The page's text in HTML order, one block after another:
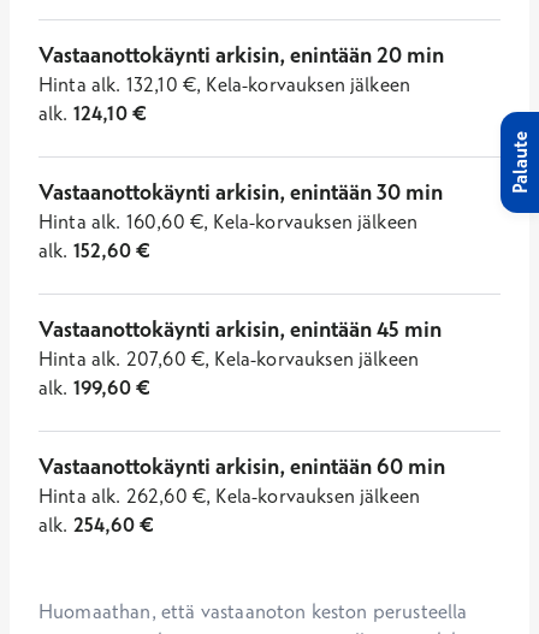
Vastaanottokäynti arkisin, enintään 20 min
Hinta alk. 132,10 €, Kela-korvauksen jälkeen
alk. 124,10€
Vastaanottokäynti arkisin, enintään 30 min
Hinta alk. 160,60 €, Kela-korvauksen jälkeen
alk. 152,60€
Vastaanottokäynti arkisin, enintään 45 min
Hinta alk. 207,60 €, Kela-korvauksen jälkeen
alk. 199,60€
Vastaanottokäynti arkisin, enintään 60 min
Hinta alk. 262,60 €, Kela-korvauksen jälkeen
alk. 254,60€
Huomaathan, että vastaanoton keston perusteella
Palaute